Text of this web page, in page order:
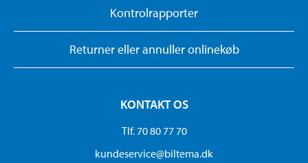
Kontrolrapporter
Returner eller annuller onlinekøb
KONTAKT OS
Tlf. 70 80 77 70
kundeservice@biltema.dk